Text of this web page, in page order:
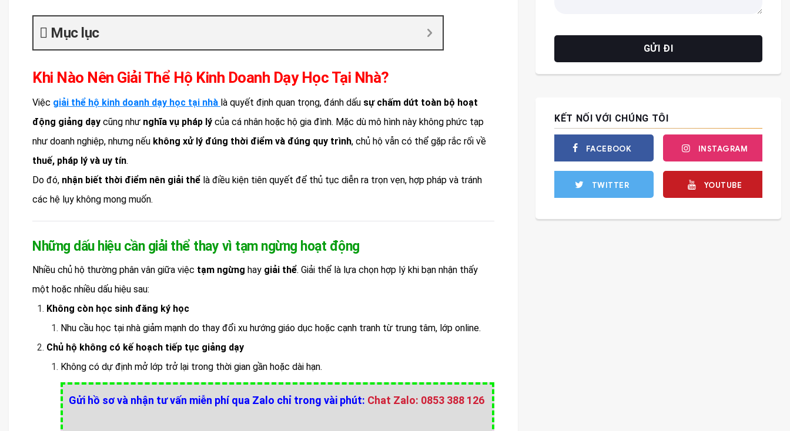
Mục lục
Khi Nào Nên Giải Thể Hộ Kinh Doanh Dạy Học Tại Nhà?
Việc giải thể hộ kinh doanh dạy học tại nhà là quyết định quan trọng, đánh dấu sự chấm dứt toàn bộ hoạt
động giảng dạy cũng như nghĩa vụ pháp lý của cá nhân hoặc hộ gia đình. Mặc dù mô hình này không phức tạp
như doanh nghiệp, nhưng nếu không xử lý đúng thời điểm và đúng quy trình, chủ hộ vẫn có thể gặp rắc rối về
thuế, pháp lý và uy tín.
Do đó, nhận biết thời điểm nên giải thể là điều kiện tiên quyết để thủ tục diễn ra trọn vẹn, hợp pháp và tránh
các hệ lụy không mong muốn.
Những dấu hiệu cần giải thể thay vì tạm ngừng hoạt động
Nhiều chủ hộ thường phân vân giữa việc tạm ngừng hay giải thể. Giải thể là lựa chọn hợp lý khi bạn nhận thấy
một hoặc nhiều dấu hiệu sau:
Không còn học sinh đăng ký học
Nhu cầu học tại nhà giảm mạnh do thay đổi xu hướng giáo dục hoặc cạnh tranh từ trung tâm, lớp online.
Chủ hộ không có kế hoạch tiếp tục giảng dạy
Không có dự định mở lớp trở lại trong thời gian gần hoặc dài hạn.
Gửi hồ sơ và nhận tư vấn miễn phí qua Zalo chỉ trong vài phút: Chat Zalo: 0853 388 126
KẾT NỐI VỚI CHÚNG TÔI
FACEBOOK
TWITTER
INSTAGRAM
YOUTUBE